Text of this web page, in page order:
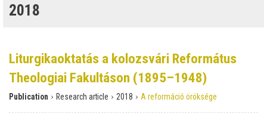
2018
Liturgikaoktatás a kolozsvári Református
Theologiai Fakultáson (1895–1948)
Publication › Research article › 2018 › A reformáció öröksége